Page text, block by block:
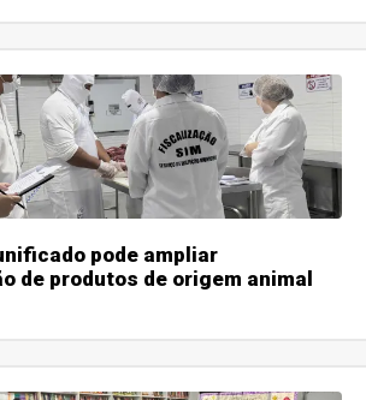
pode ampliar
de produtos de origem animal